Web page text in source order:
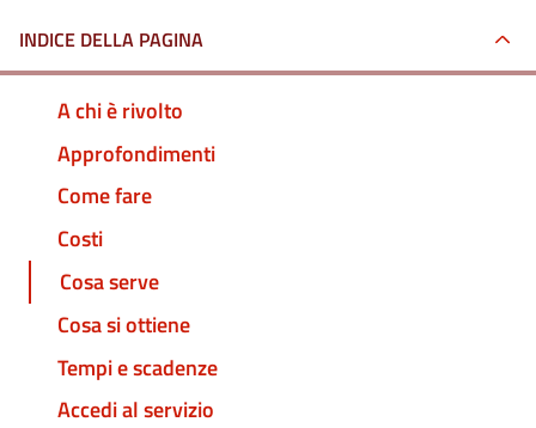
INDICE DELLA PAGINA
A chi è rivolto
Approfondimenti
Come fare
Costi
Cosa serve
Cosa si ottiene
Tempi e scadenze
Accedi al servizio